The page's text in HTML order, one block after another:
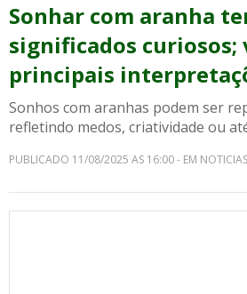
Sonhar com aranha
significados curiosos;
principais
Sonhos com aranhas podem ser
refletindo medos, criatividade ou
PUBLICADO 11/08/2025 AS 16:00 - EM NOTICIAS